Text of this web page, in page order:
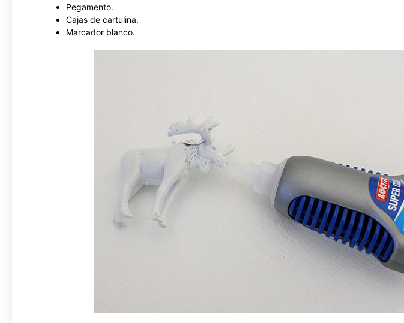
Pegamento.
Cajas de cartulina.
Marcador blanco.